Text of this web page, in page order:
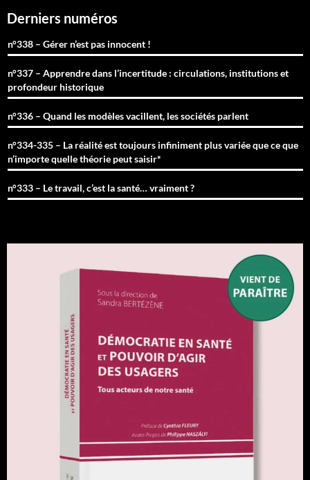
Derniers numéros
n°338 – Gérer n’est pas innocent !
n°337 – Apprendre dans l’incertitude : circulations, institutions et
profondeur historique
n°336 – Quand les modèles vacillent, les sociétés parlent
n°334-335 – La réalité est toujours infiniment plus variée que ce que
n’importe quelle théorie peut saisir*
n°333 – Le travail, c’est la santé… vraiment ?